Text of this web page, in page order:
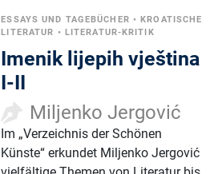
ESSAYS UND TAGEBÜCHER •KROATISCHE
LITERATUR • LITERATUR-KRITIK
Imenik lijepih vještina
I-II
Miljenko Jergović
Im „Verzeichnis der Schönen
Künste“ erkundet Miljenko Jergović